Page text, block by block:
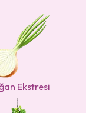
Ekstresi